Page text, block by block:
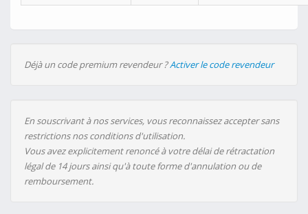
Déjà un code premium revendeur ?Activer le code revendeur
En souscrivant à nos services, vous reconnaissez accepter sans
restrictions nos conditions d'utilisation.
Vous avez explicitement renoncé à votre délai de rétractation
légal de 14 jours ainsi qu'à toute forme d'annulation ou de
remboursement.